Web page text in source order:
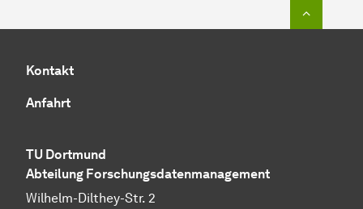
Kontakt
Anfahrt
TU Dort­mund
Abteilung Forschungsdatenmanagement
Wilhelm-Dilthey-Str. 2